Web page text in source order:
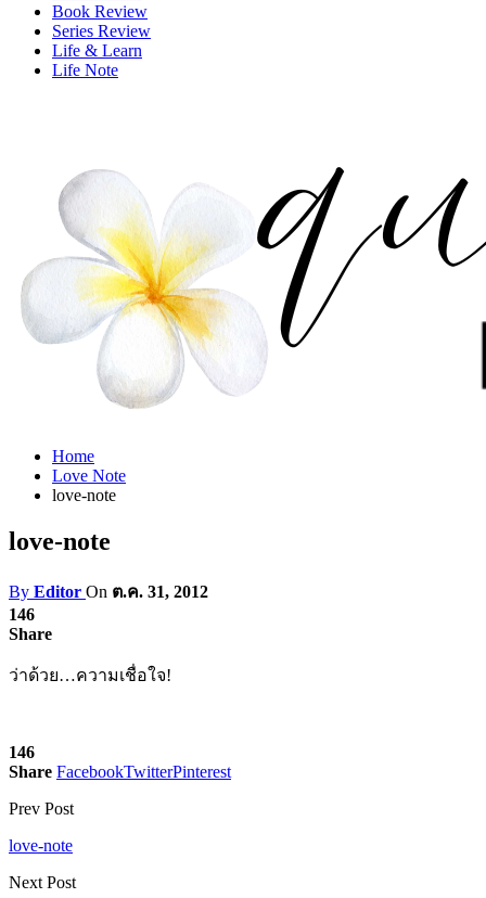
Book Review
Series Review
Life & Learn
Life Note
Home
Love Note
love-note
love-note
By Editor On ต.ค. 31, 2012
146
Share
ว่าด้วย…ความเชื่อใจ!
146
Share FacebookTwitterPinterest
Prev Post
love-note
Next Post